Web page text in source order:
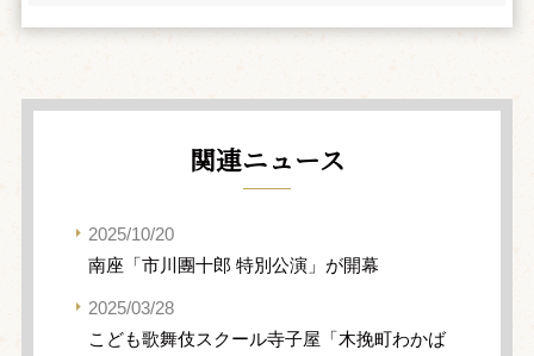
関連ニュース
2025/10/20
南座「市川團十郎 特別公演」が開幕
2025/03/28
こども歌舞伎スクール寺子屋「木挽町わかば